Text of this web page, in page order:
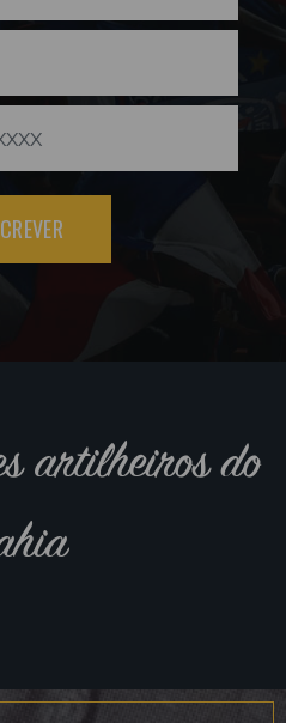
artilheiros do